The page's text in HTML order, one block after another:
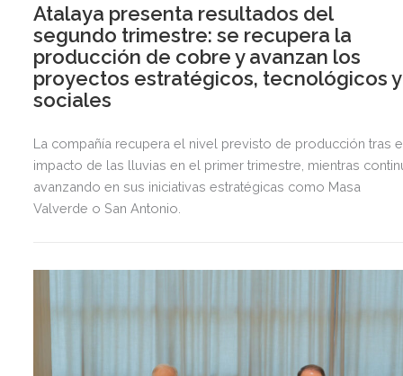
Atalaya presenta resultados del
segundo trimestre: se recupera la
producción de cobre y avanzan los
proyectos estratégicos, tecnológicos y
sociales
La compañía recupera el nivel previsto de producción tras
impacto de las lluvias en el primer trimestre, mientras
avanzando en sus iniciativas estratégicas como Masa
Valverde o San Antonio.